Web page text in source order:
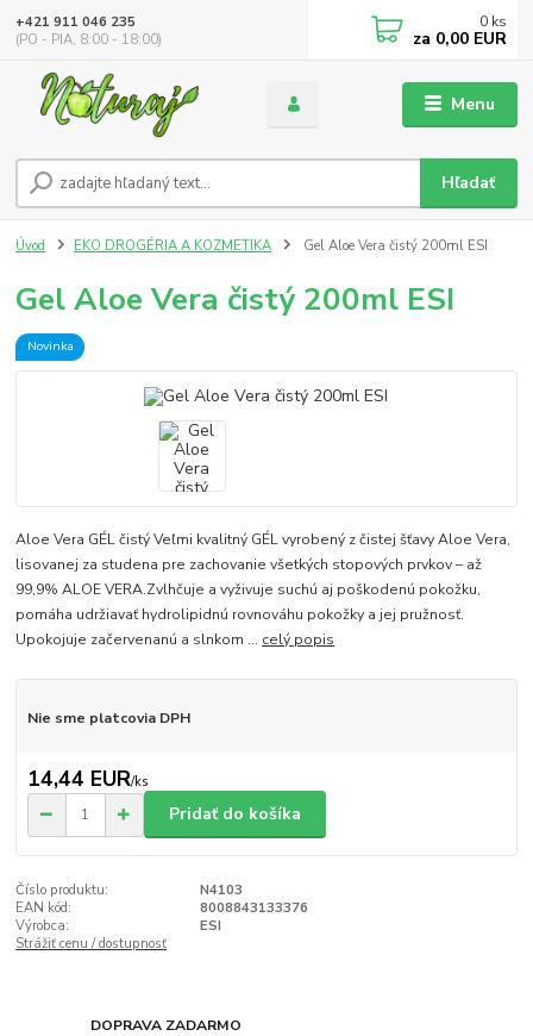
Menu
Hľadať
+421 911 046 235
(PO - PIA, 8:00 - 18:00)
0 ks
za 0,00 EUR
Úvod EKO DROGÉRIA A KOZMETIKA Gel Aloe Vera čistý 200ml ESI
Gel Aloe Vera čistý 200ml ESI
Novinka
Aloe Vera GÉL čistý Veľmi kvalitný GÉL vyrobený z čistej šťavy Aloe Vera,
lisovanej za studena pre zachovanie všetkých stopových prvkov – až
99,9% ALOE VERA.Zvlhčuje a vyživuje suchú aj poškodenú pokožku,
pomáha udržiavať hydrolipidnú rovnováhu pokožky a jej pružnosť.
Upokojuje začervenanú a slnkom ... celý popis
Nie sme platcovia DPH
14,44 EUR/ks
Pridať do košíka
Číslo produktu:
N4103
EAN kód:
8008843133376
Výrobca:
ESI
Strážiť cenu / dostupnosť
DOPRAVA ZADARMO